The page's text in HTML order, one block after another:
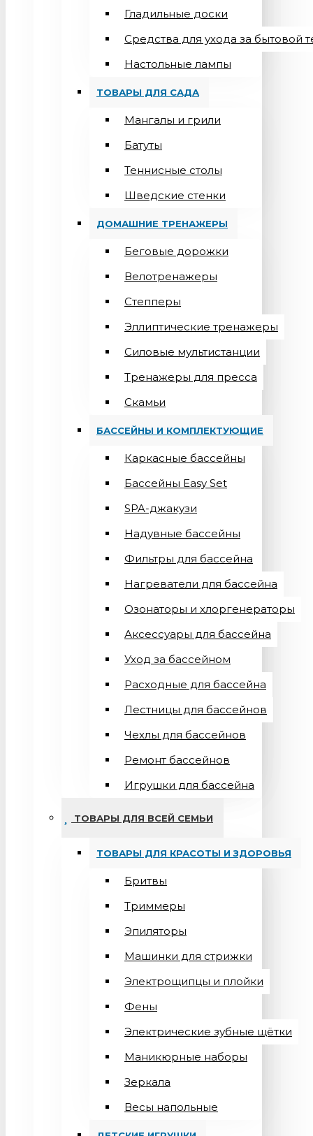
Гладильные доски
Средства для ухода за бытовой
Настольные лампы
ТОВАРЫ ДЛЯ САДА
Мангалы и грили
Батуты
Теннисные столы
Шведские стенки
ДОМАШНИЕ ТРЕНАЖЕРЫ
Беговые дорожки
Велотренажеры
Степперы
Эллиптические тренажеры
Силовые мультистанции
Тренажеры для пресса
Скамьи
БАССЕЙНЫ И КОМПЛЕКТУЮЩИЕ
Каркасные бассейны
Бассейны Easy Set
SPA-джакузи
Надувные бассейны
Фильтры для бассейна
Нагреватели для бассейна
Озонаторы и хлоргенераторы
Аксессуары для бассейна
Уход за бассейном
Расходные для бассейна
Лестницы для бассейнов
Чехлы для бассейнов
Ремонт бассейнов
Игрушки для бассейна
ТОВАРЫ ДЛЯ ВСЕЙ СЕМЬИ
ТОВАРЫ ДЛЯ КРАСОТЫ И ЗДОРОВЬЯ
Бритвы
Триммеры
Эпиляторы
Машинки для стрижки
Электрощипцы и плойки
Фены
Электрические зубные щётки
Маникюрные наборы
Зеркала
Весы напольные